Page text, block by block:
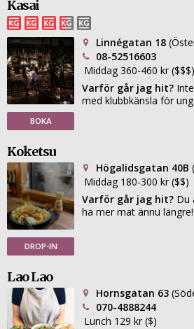
Kasai
BOKA
Linnégatan 18
08-52516603
Middag 360-460 kr ($$$)
Varför går jag hit?
med klubbkänsla för
Koketsu
DROP-IN
Högalidsgatan 40B
Middag 180-300 kr ($$)
Varför går jag hit? Du
ha mer mat ännu längre!
Lao Lao
Hornsgatan 63
070-4888244
Lunch 129 kr ($)